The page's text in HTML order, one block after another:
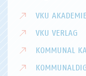
VKU AKADEMIE
VKU VERLAG
KOMMUNAL